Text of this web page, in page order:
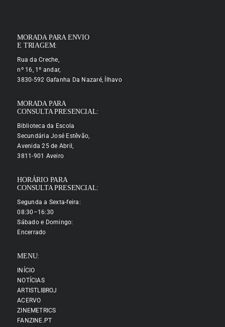
MORADA PARA ENVIO
E TRIAGEM:
Rua da Creche,
nº 16, 1º andar,
3830-592 Gafanha Da Nazaré, Ílhavo
MORADA PARA
CONSULTA PRESENCIAL:
Biblioteca da Escola
Secundária José Estêvão,
Avenida 25 de Abril,
3811-901 Aveiro
HORÁRIO PARA
CONSULTA PRESENCIAL:
Segunda a Sexta-feira:
08:30–16:30
Sábado e Domingo:
Encerrado
MENU:
INÍCIO
NOTÍCIAS
ARTISTLIBROJ
ACERVO
ZINEMETRICS
FANZINE.PT